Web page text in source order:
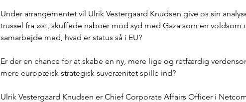
Under arrangementet vil Ulrik Vestergaard Knudsen give os sin
trussel fra øst, skuffede naboer mod syd med Gaza som en
samarbejde med, hvad er status så i EU?
Er der en chance for at skabe en ny, mere lige og retfærdig
mere europæisk strategisk suverænitet spille ind?
Ulrik Vestergaard Knudsen er Chief Corporate Affairs Officer i